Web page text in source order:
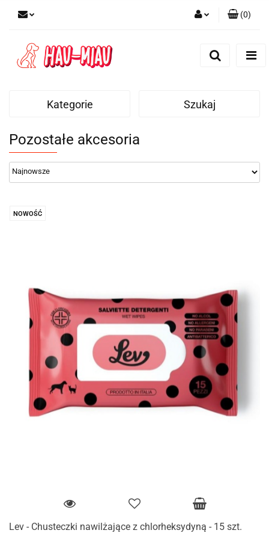
(0)
Kategorie Szukaj
Pozostałe akcesoria
NOWOŚĆ
Lev - Chusteczki nawilżające z chlorheksydyną - 15 szt.